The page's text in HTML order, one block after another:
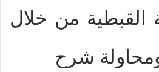
القبطية من خلال
ومحاولة شرح